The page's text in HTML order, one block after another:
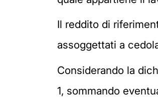
Il reddito di
assoggettati a
Considerando la
1, sommando